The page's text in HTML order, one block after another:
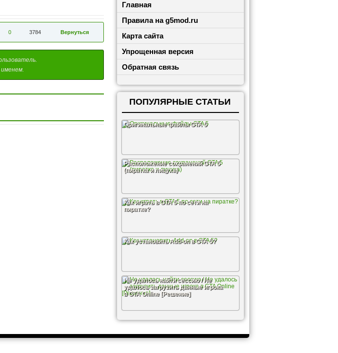
Вернуться
3784
0
Главная
Правила на g5mod.ru
Карта сайта
Упрощенная версия
Обратная связь
ПОПУЛЯРНЫЕ СТАТЬИ
Оригинальные файлы GTA 5
Расположение сохранений GTA 5
(пиратка и лицуха)
Как играть в GTA 5 по сети на
пиратке?
Как установить Add-on в GTA 5?
Не удалось найти сессию / Не
удалось загрузить данные игрока
в GTA Online [Решение]